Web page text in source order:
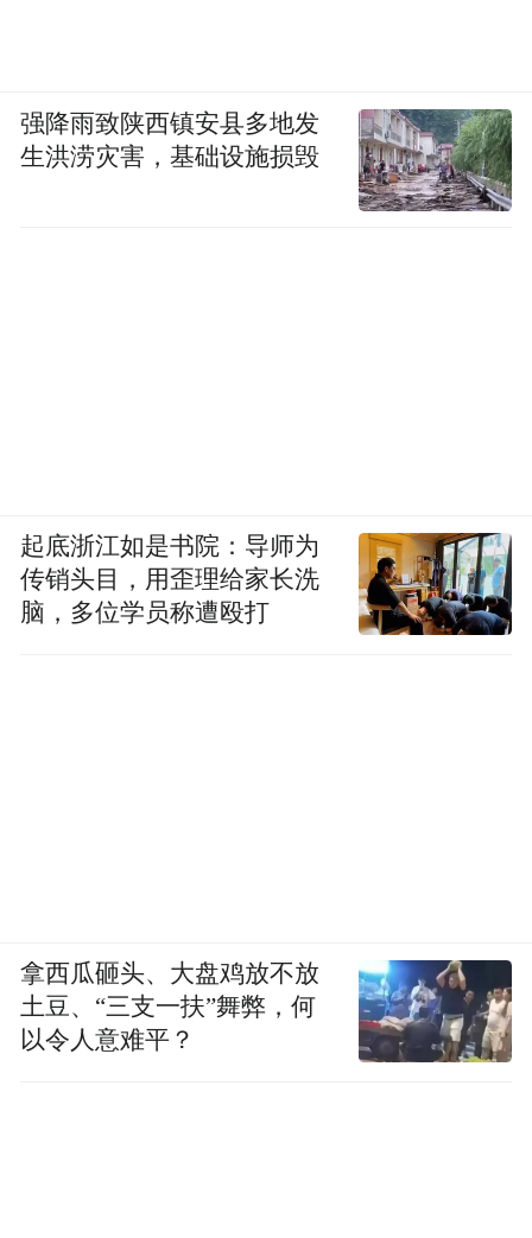
强降雨致陕西镇安县多地发
生洪涝灾害，基础设施损毁
起底浙江如是书院：导师为
传销头目，用歪理给家长洗
脑，多位学员称遭殴打
拿西瓜砸头、大盘鸡放不放
土豆、“三支一扶”舞弊，何
以令人意难平？